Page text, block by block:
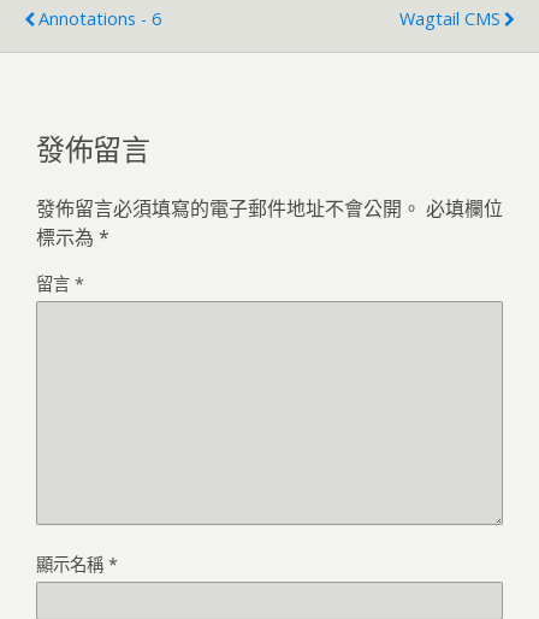
Annotations - 6
Wagtail CMS
發佈留言
發佈留言必須填寫的電子郵件地址不會公開。 必填欄位
標示為 *
留言 *
顯示名稱 *